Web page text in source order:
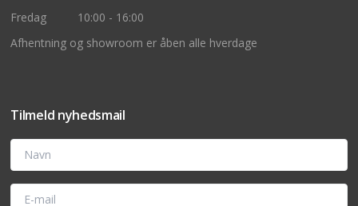
Fredag
10:00 - 16:00
Afhentning og showroom er åben alle hverdage
Tilmeld nyhedsmail
Navn
E-mail